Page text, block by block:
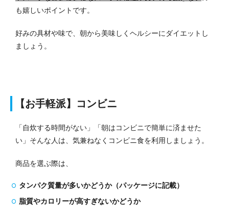
も嬉しいポイントです。
好みの具材や味で、朝から美味しくヘルシーにダイエットし
ましょう。
【お手軽派】コンビニ
「自炊する時間がない」「朝はコンビニで簡単に済ませた
い」そんな人は、気兼ねなくコンビニ食を利用しましょう。
商品を選ぶ際は、
タンパク質量が多いかどうか（パッケージに記載）
脂質やカロリーが高すぎないかどうか